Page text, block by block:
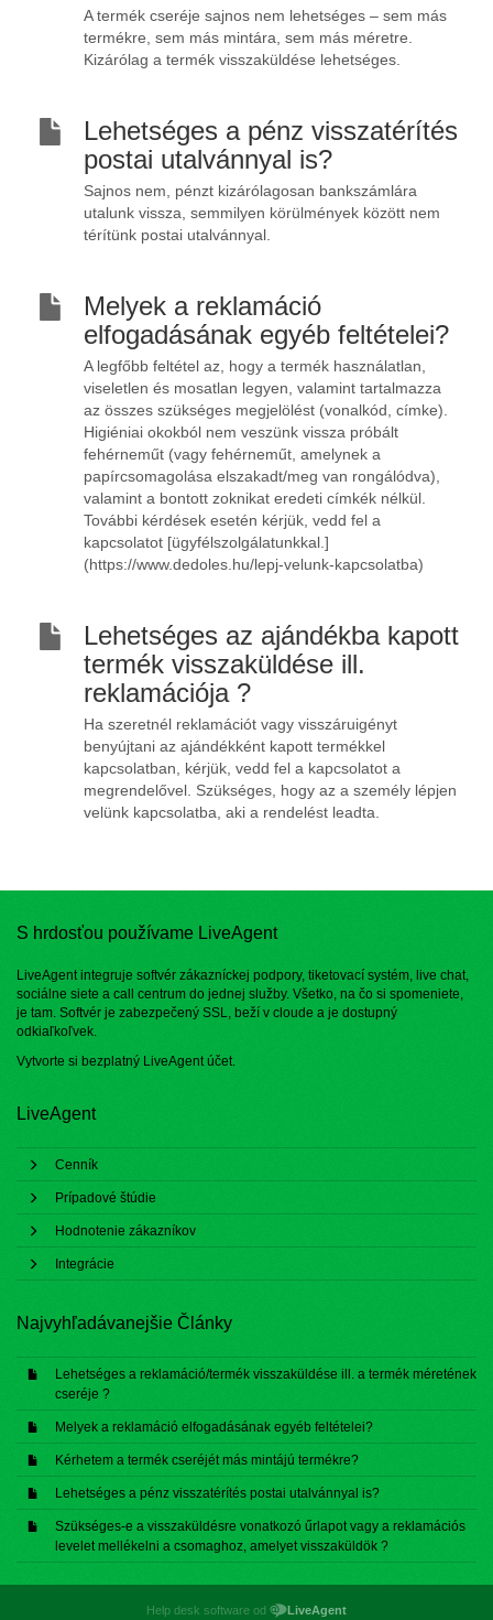
A termék cseréje sajnos nem lehetséges – sem más
termékre, sem más mintára, sem más méretre.
Kizárólag a termék visszaküldése lehetséges.
Lehetséges a pénz visszatérítés
postai utalvánnyal is?
Sajnos nem, pénzt kizárólagosan bankszámlára
utalunk vissza, semmilyen körülmények között nem
térítünk postai utalvánnyal.
Melyek a reklamáció
elfogadásának egyéb feltételei?
A legfőbb feltétel az, hogy a termék használatlan,
viseletlen és mosatlan legyen, valamint tartalmazza
az összes szükséges megjelölést (vonalkód, címke).
Higiéniai okokból nem veszünk vissza próbált
fehérneműt (vagy fehérneműt, amelynek a
papírcsomagolása elszakadt/meg van rongálódva),
valamint a bontott zoknikat eredeti címkék nélkül.
További kérdések esetén kérjük, vedd fel a
kapcsolatot [ügyfélszolgálatunkkal.]
(https://www.dedoles.hu/lepj-velunk-kapcsolatba)
Lehetséges az ajándékba kapott
termék visszaküldése ill.
reklamációja ?
Ha szeretnél reklamációt vagy visszáruigényt
benyújtani az ajándékként kapott termékkel
kapcsolatban, kérjük, vedd fel a kapcsolatot a
megrendelővel. Szükséges, hogy az a személy lépjen
velünk kapcsolatba, aki a rendelést leadta.
S hrdosťou používame LiveAgent
LiveAgent integruje softvér zákazníckej podpory, tiketovací systém, live chat,
sociálne siete a call centrum do jednej služby. Všetko, na čo si spomeniete,
je tam. Softvér je zabezpečený SSL, beží v cloude a je dostupný
odkiaľkoľvek.
Vytvorte si bezplatný LiveAgent účet.
LiveAgent
Cenník
Prípadové štúdie
Hodnotenie zákazníkov
Integrácie
Najvyhľadávanejšie Články
Lehetséges a reklamáció/termék visszaküldése ill. a termék méretének
cseréje ?
Melyek a reklamáció elfogadásának egyéb feltételei?
Kérhetem a termék cseréjét más mintájú termékre?
Lehetséges a pénz visszatérítés postai utalvánnyal is?
Szükséges-e a visszaküldésre vonatkozó űrlapot vagy a reklamációs
levelet mellékelni a csomaghoz, amelyet visszaküldök ?
Help desk software od LiveAgent